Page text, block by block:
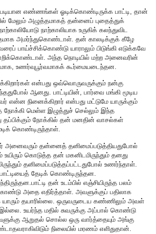
எண்ணங்கள் ஓடிக்கொண்டிருக்க பாட்டி, தான்
மேலும் அழுத்தமாகத் தன்னைப் புதைத்துக்
நாற்காலியாக உருகிக் கலந்துவிட
அமர்ந்துகொண்டாள். தன் காலடிக்குக் கீழே
பாய்ச்சிக்கொண்டு யாராலும் பிடுங்கி எடுக்கவே
அந்த நொடியில் மற்ற அனைவரின்
உணர்வுபூர்வமாகக் கூர்மையடைந்தன.
என்பது ஒவ்வொருவருக்கும் நன்கு
ஆனது. பாட்டியின், பார்வை மங்கி மூடிய
என்ன நினைக்கிறார் என்பது மட்டுமே யாருக்கும்
நோக்கி மெள்ள இழுத்துச் செல்லும் இந்த
தப்பிக்கும் நோக்கில் தன் மனதின் வாசல்கள்
கொண்டிருந்தாள்.
அனைவரும் தன்னைத் தனிமைப்படுத்தியதுபோல்
கொடுத்த தன் மகனிடமிருந்தும் தனது
தனிமைப்படுத்தப்பட்டதுபோல் உணர்ந்தாள்.
தேடிக் கொண்டிருந்தன.
தன் உடம்பில் எஞ்சியிருந்த பலம்
கொண்டு அதை எதிர்த்தாள். அவளுக்குப் பதிலாக
யாரும் தயாரில்லை. ஒருவருடைய கண்ணிலும் அவள்
உயர்ந்த மதில் சுவருக்கு அப்பால் கொண்டு
ஆறுதல் சொல்ல ஒரு வார்த்தையும் அங்கு
நிலையில் மரணம் எளிதுதான்.